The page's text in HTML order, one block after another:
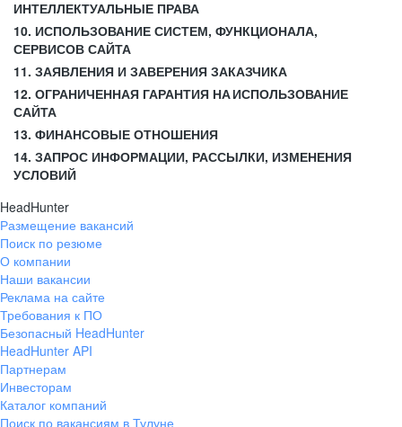
ИНТЕЛЛЕКТУАЛЬНЫЕ ПРАВА
10. ИСПОЛЬЗОВАНИЕ СИСТЕМ, ФУНКЦИОНАЛА,
СЕРВИСОВ САЙТА
11. ЗАЯВЛЕНИЯ И ЗАВЕРЕНИЯ ЗАКАЗЧИКА
12. ОГРАНИЧЕННАЯ ГАРАНТИЯ НА ИСПОЛЬЗОВАНИЕ
САЙТА
13. ФИНАНСОВЫЕ ОТНОШЕНИЯ
14. ЗАПРОС ИНФОРМАЦИИ, РАССЫЛКИ, ИЗМЕНЕНИЯ
УСЛОВИЙ
HeadHunter
Размещение вакансий
Поиск по резюме
О компании
Наши вакансии
Реклама на сайте
Требования к ПО
Безопасный HeadHunter
HeadHunter API
Партнерам
Инвесторам
Каталог компаний
Поиск по вакансиям в Тулуне